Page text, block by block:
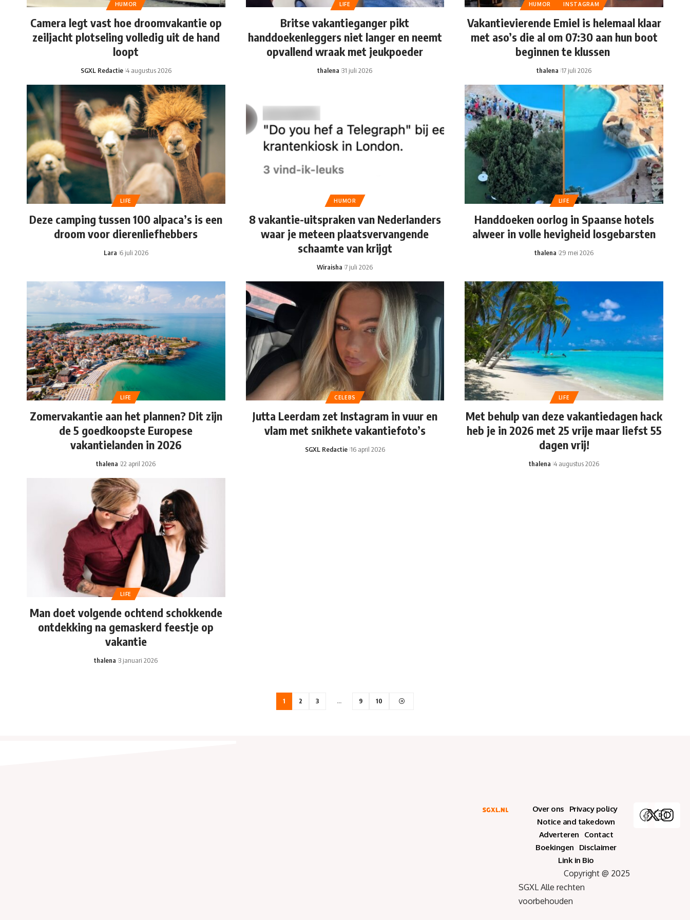
HUMOR
Camera legt vast hoe droomvakantie op
zeiljacht plotseling volledig uit de hand
loopt
SGXL Redactie 4 augustus 2026
LIFE
Britse vakantieganger pikt
handdoekenleggers niet langer en neemt
opvallend wraak met jeukpoeder
thalena 31 juli 2026
HUMOR INSTAGRAM
Vakantievierende Emiel is helemaal klaar
met aso’s die al om 07:30 aan hun boot
beginnen te klussen
thalena 17 juli 2026
LIFE
Deze camping tussen 100 alpaca’s is een
droom voor dierenliefhebbers
Lara 6 juli 2026
HUMOR
8 vakantie-uitspraken van Nederlanders
waar je meteen plaatsvervangende
schaamte van krijgt
Wiraisha 7 juli 2026
LIFE
Handdoeken oorlog in Spaanse hotels
alweer in volle hevigheid losgebarsten
thalena 29 mei 2026
LIFE
Zomervakantie aan het plannen? Dit zijn
de 5 goedkoopste Europese
vakantielanden in 2026
thalena 22 april 2026
CELEBS
Jutta Leerdam zet Instagram in vuur en
vlam met snikhete vakantiefoto’s
SGXL Redactie 16 april 2026
LIFE
Met behulp van deze vakantiedagen hack
heb je in 2026 met 25 vrije maar liefst 55
dagen vrij!
thalena 4 augustus 2026
LIFE
Man doet volgende ochtend schokkende
ontdekking na gemaskerd feestje op
vakantie
thalena 3 januari 2026
1 2 3 … 9 10
Over ons
Privacy policy
Notice and takedown
Adverteren
Contact
Boekingen
Disclaimer
Link in Bio
Copyright @ 2025
SGXL Alle rechten
voorbehouden